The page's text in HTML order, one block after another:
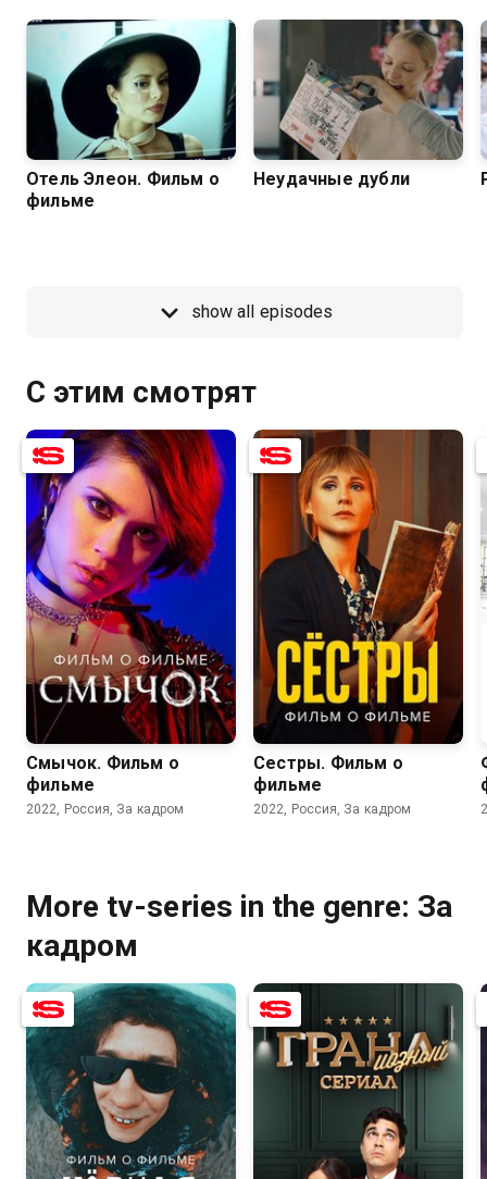
Отель Элеон. Фильм о
фильме
Неудачные дубли
show all episodes
С этим смотрят
Смычок. Фильм о
фильме
2022, Россия, За кадром
Сестры. Фильм о
фильме
2022, Россия, За кадром
More tv-series in the genre: За
кадром